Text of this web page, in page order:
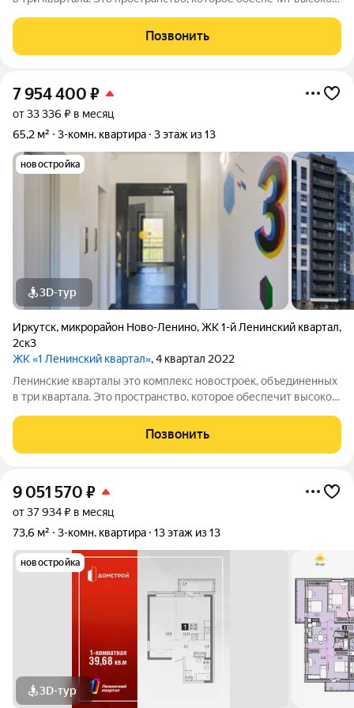
уделено функциональности, комфорту и безопасности. Над
проектом трудились
Позвонить
7 954 400 ₽
от 33 336 ₽ в месяц
65,2 м²
3-комн. квартира 3 этаж из 13
новостройка
3D-тур
Иркутск, микрорайон Ново-Ленино,ЖК 1-й Ленинский квартал,
2ск3
ЖК «1 Ленинский квартал», 4 квартал 2022
Ленинские кварталы это комплекс новостроек, объединенных
в три квартала. Это пространство, которое обеспечит высокое
уделено функциональности, комфорту и безопасности. Над
проектом трудились
Позвонить
9 051 570 ₽
от 37 934 ₽ в месяц
73,6 м²
3-комн. квартира 13 этаж из 13
новостройка
3D-тур